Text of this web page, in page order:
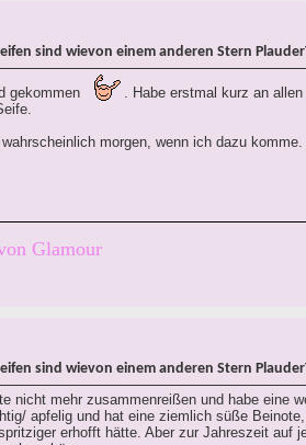
sind wievon einem anderen Stern
gekommen
. Habe erstmal kurz an
morgen, wenn ich dazu komme.
Glamour
sind wievon einem anderen Stern
nicht mehr zusammenreißen und habe eine
apfelig und hat eine ziemlich süße
erhofft hätte. Aber zur Jahreszeit auf